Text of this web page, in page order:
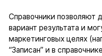
Справочники позволяют
вариант результата и
маркетинговых целях
“Записан” и в